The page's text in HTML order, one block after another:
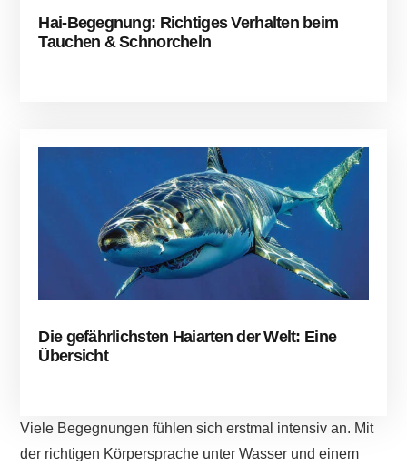
Hai-Begegnung: Richtiges Verhalten beim
Tauchen & Schnorcheln
Die gefährlichsten Haiarten der Welt: Eine
Übersicht
Viele Begegnungen fühlen sich erstmal intensiv an. Mit
der richtigen Körpersprache unter Wasser und einem